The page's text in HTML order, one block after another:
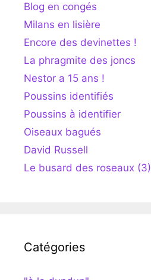
Blog en congés
Milans en lisière
Encore des devinettes !
La phragmite des joncs
Nestor a 15 ans !
Poussins identifiés
Poussins à identifier
Oiseaux bagués
David Russell
Le busard des roseaux (3)
Catégories